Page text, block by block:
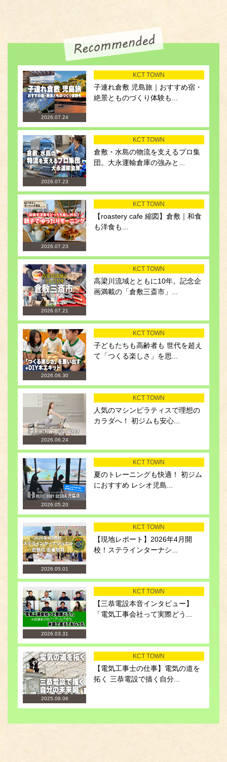
2026.07.24
KCT TOWN
子連れ倉敷 児島旅｜おすすめ宿・
絶景とものづくり体験も...
2026.07.23
KCT TOWN
倉敷・水島の物流を支えるプロ集
団。大永運輸倉庫の強みと...
2026.07.23
KCT TOWN
【roastery cafe 縮図】倉敷｜和食
も洋食も...
2026.07.21
KCT TOWN
高梁川流域とともに10年。記念企
画満載の「倉敷三斎市」...
2026.06.30
KCT TOWN
子どもたちも高齢者も 世代を超え
て「つくる楽しさ」を思...
2026.06.24
KCT TOWN
人気のマシンピラティスで理想の
カラダへ！ 初ジムも安心...
2026.05.20
KCT TOWN
夏のトレーニングも快適！ 初ジム
におすすめ レシオ児島...
2026.05.01
KCT TOWN
【現地レポート】2026年4月開
校！ステラインターナシ...
2026.03.31
KCT TOWN
【三恭電設本音インタビュー】
「電気工事会社って実際どう...
2025.08.06
KCT TOWN
【電気工事士の仕事】電気の道を
拓く 三恭電設で描く自分...